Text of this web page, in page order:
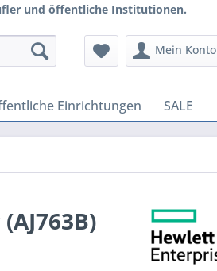
und öffentliche Institutionen.
Mein Konto
Einrichtungen SALE